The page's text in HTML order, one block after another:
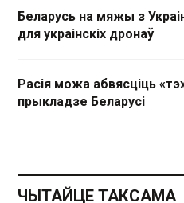
Беларусь на мяжы з
для украінскіх дронаў
Расія можа абвясціць
прыкладзе Беларусі
ЧЫТАЙЦЕ ТАКСАМА